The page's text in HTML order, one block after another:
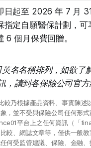
日起至 2026 年 7 月
指定自願醫保計劃，可
6 個月保費回贈。
名名稱排列，如欲了
，請到各保險公司官
較乃根據產品資料、事實陳述
，並不受與保險公司任何形
平台上之任何資訊（「
較、網誌文章等，僅供一般
何受監管建議、保險、金融